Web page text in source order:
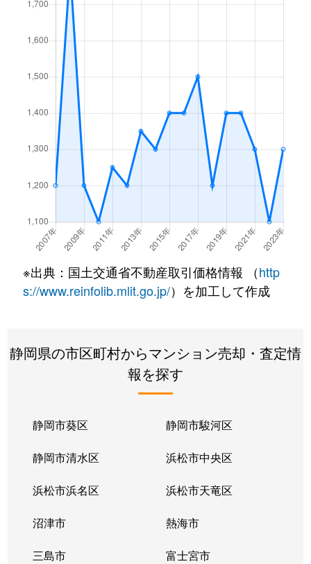
※出典：国土交通省不動産取引価格情報 （http
s://www.reinfolib.mlit.go.jp/）を加工して作成
静岡県の市区町村からマンション売却・査定情
報を探す
静岡市葵区 静岡市駿河区
静岡市清水区 浜松市中央区
浜松市浜名区 浜松市天竜区
沼津市 熱海市
三島市 富士宮市